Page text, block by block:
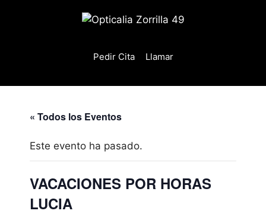
Pedir Cita Llamar
« Todos los Eventos
Este evento ha pasado.
VACACIONES POR HORAS
LUCIA